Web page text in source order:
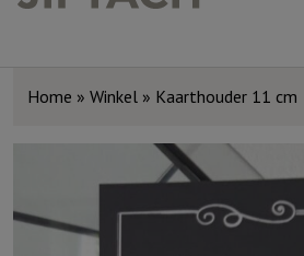
Home » Winkel » Kaarthouder 11 cm